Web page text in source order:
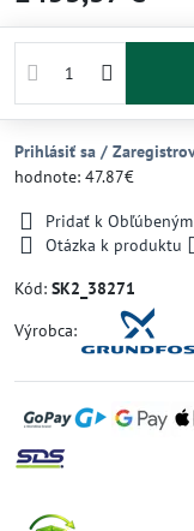
Prihlásiť sa /
hodnote: 47.87€
Pridať k Obľúbeným
Otázka k produktu
Kód: SK2_38271
Výrobca: